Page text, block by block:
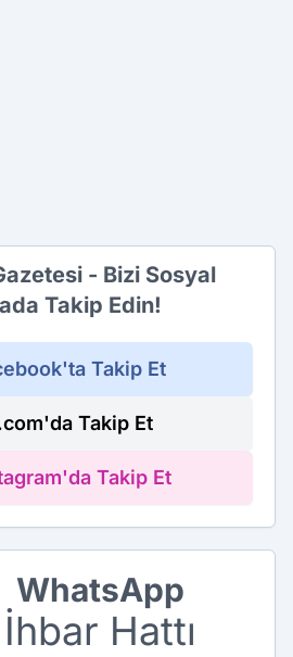
- Bizi Sosyal
Takip Edin!
Takip Et
Takip Et
Takip Et
WhatsApp
İhbar Hattı